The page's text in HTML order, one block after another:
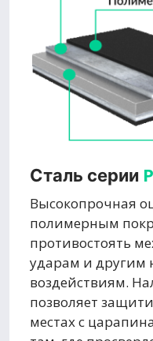
Сталь серии
Высокопрочная
полимерным
противостоять
ударам и
воздействиям.
позволяет
местах с